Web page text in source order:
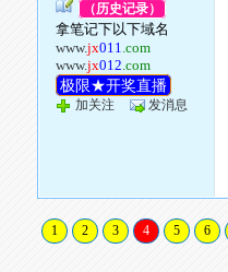
（历史记录）
拿笔记下以下域名
www.jx011.com
www.jx012.com
极限★开奖直播
加关注 发消息
1 2 3 4 5 6